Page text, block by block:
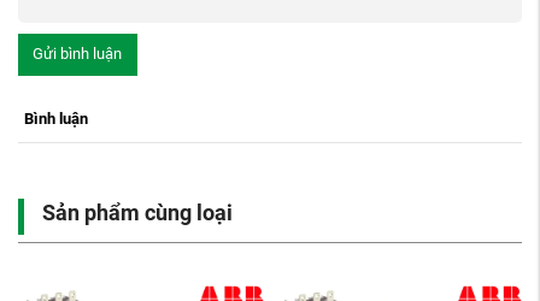
Gửi bình luận
Bình luận
Sản phẩm cùng loại